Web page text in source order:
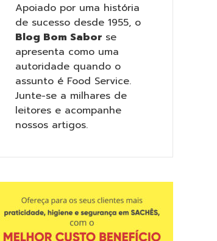
Apoiado por uma história
de sucesso desde 1955, o
Blog Bom Sabor se
apresenta como uma
autoridade quando o
assunto é Food Service.
Junte-se a milhares de
leitores e acompanhe
nossos artigos.